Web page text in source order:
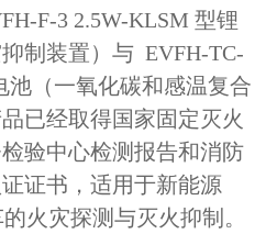
F-3 2.5W-KLSM 型锂
制装置）与 EVFH-TC-
池（一氧化碳和感温复合
已经取得国家固定灭火
验中心检测报告和消防
证书，适用于新能源
火灾探测与灭火抑制。